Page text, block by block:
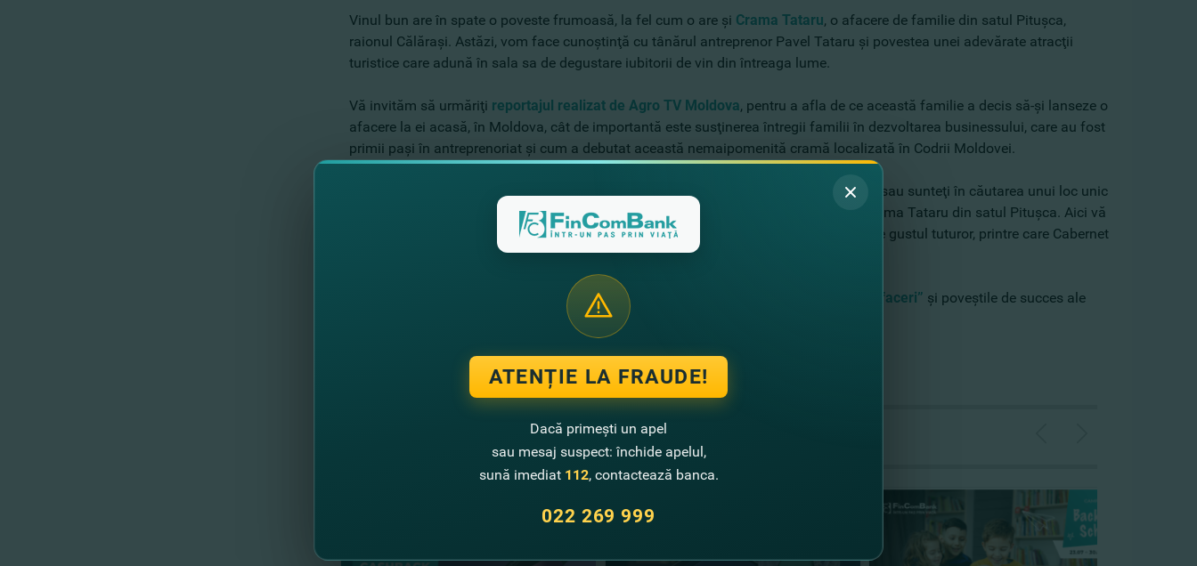
Vinul bun are în spate o poveste frumoasă, la fel cum o are şi Crama Tataru, o afacere de familie din satul Pituşca,
raionul Călăraşi. Astăzi, vom face cunoştinţă cu tânărul antreprenor Pavel Tataru şi povestea unei adevărate atracţii
turistice care adună în sala sa de degustare iubitorii de vin din întreaga lume.
Vă invităm să urmăriţi reportajul realizat de Agro TV Moldova, pentru a afla de ce această familie a decis să-şi lanseze o
afacere la ei acasă, în Moldova, cât de importantă este susţinerea întregii familii în dezvoltarea businessului, care au fost
primii paşi în antreprenoriat şi cum a debutat această nemaipomenită cramă localizată în Codrii Moldovei.
Iar dacă şi voi sunteţi iubitori ai vinului bun, doriţi să petreceţi frumos acest weekend sau sunteţi în căutarea unui loc unic
pentru a sărbători un eveniment memorabil, familia Tataru vă aşteaptă cu drag la Crama Tataru din satul Pituşca. Aici vă
aşteptă o atmosferă ca acasă cu bucate tradiţionale şi o colecţie întreagă de vinuri pe gustul tuturor, printre care Cabernet
Sauvignon sec sau demisec, Rosé demidulce, Kagor, Aligote, Muscat şi Chardonnay.
„#FinComBusiness – preţuim oameni, încurajăm afaceri” şi poveştile de succes ale
ATENȚIE LA FRAUDE!
Dacă primești un apel
sau mesaj suspect: închide apelul,
sună imediat 112, contactează banca.
022 269 999